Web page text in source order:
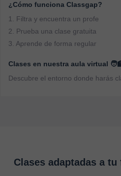
¿Cómo funciona Classgap?
1. Filtra y encuentra un profe
2. Prueba una clase gratuita
3. Aprende de forma regular
Clases en nuestra aula virtual
Descubre el entorno donde harás
Clases adaptadas a